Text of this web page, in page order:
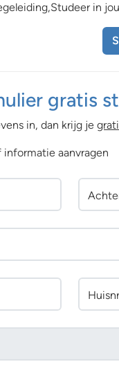
in
gratis
in, dan krijg je
informatie aanvragen